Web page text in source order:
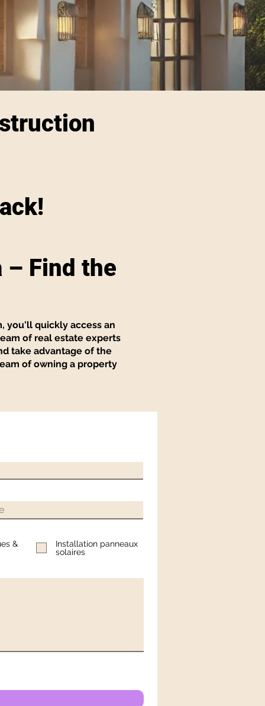
– Find the
you'll quickly access an
of real estate experts
take advantage of the
of owning a property
&
Installation panneaux
solaires